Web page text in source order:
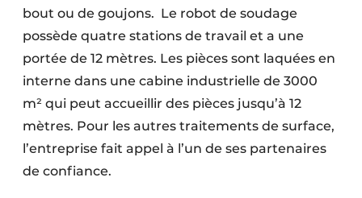
bout ou de goujons. Le robot de soudage
possède quatre stations de travail et a une
portée de 12 mètres. Les pièces sont laquées en
interne dans une cabine industrielle de 3000
m² qui peut accueillir des pièces jusqu’à 12
mètres. Pour les autres traitements de surface,
l’entreprise fait appel à l’un de ses partenaires
de confiance.